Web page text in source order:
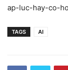
ap-luc-hay-co-
TAGS AI